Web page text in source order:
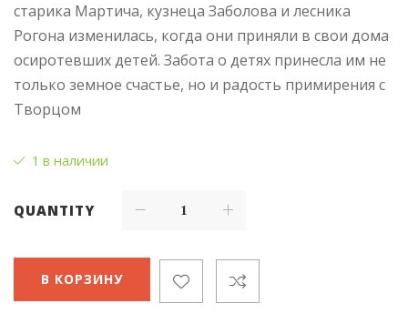
старика Мартича, кузнеца Заболова и лесника
Рогона изменилась, когда они приняли в свои дома
осиротевших детей. Забота о детях принесла им не
только земное счастье, но и радость примирения с
Творцом
1 в наличии
QUANTITY
В КОРЗИНУ